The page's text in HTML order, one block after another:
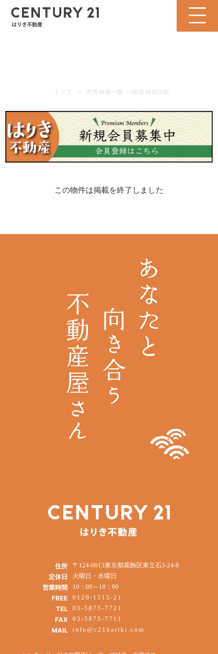
トップ > 売買 検索一覧 > 売買 検索詳細
この物件は掲載を終了しました
住所 〒124-0013東京都葛飾区東立石3-24-8
定休日 火曜日・水曜日
営業時間 10：00～18：00
FREE 0120-1515-21
TEL 03-5875-7721
FAX 03-5875-7711
MAIL info@c21hariki.com